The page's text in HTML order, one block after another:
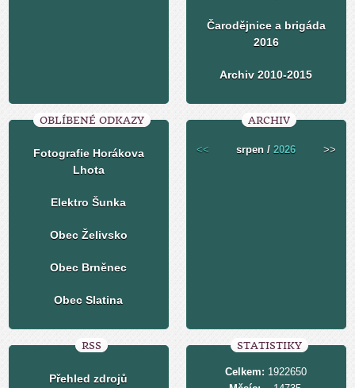
Čarodějnice a brigáda
2016
Archiv 2010-2015
OBLÍBENÉ ODKAZY
Fotografie Horákova
Lhota
Elektro Šunka
Obec Želivsko
Obec Brněnec
Obec Slatina
ARCHIV
<< srpen /2026 >>
RSS
Přehled zdrojů
STATISTIKY
Celkem: 1922650